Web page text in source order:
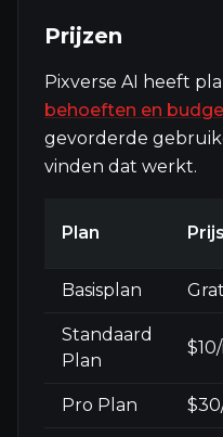
Prijzen
Pixverse AI heeft
behoeften en
gevorderde
vinden dat werkt.
Plan Prijs
Basisplan
Standaard
Plan
Pro Plan